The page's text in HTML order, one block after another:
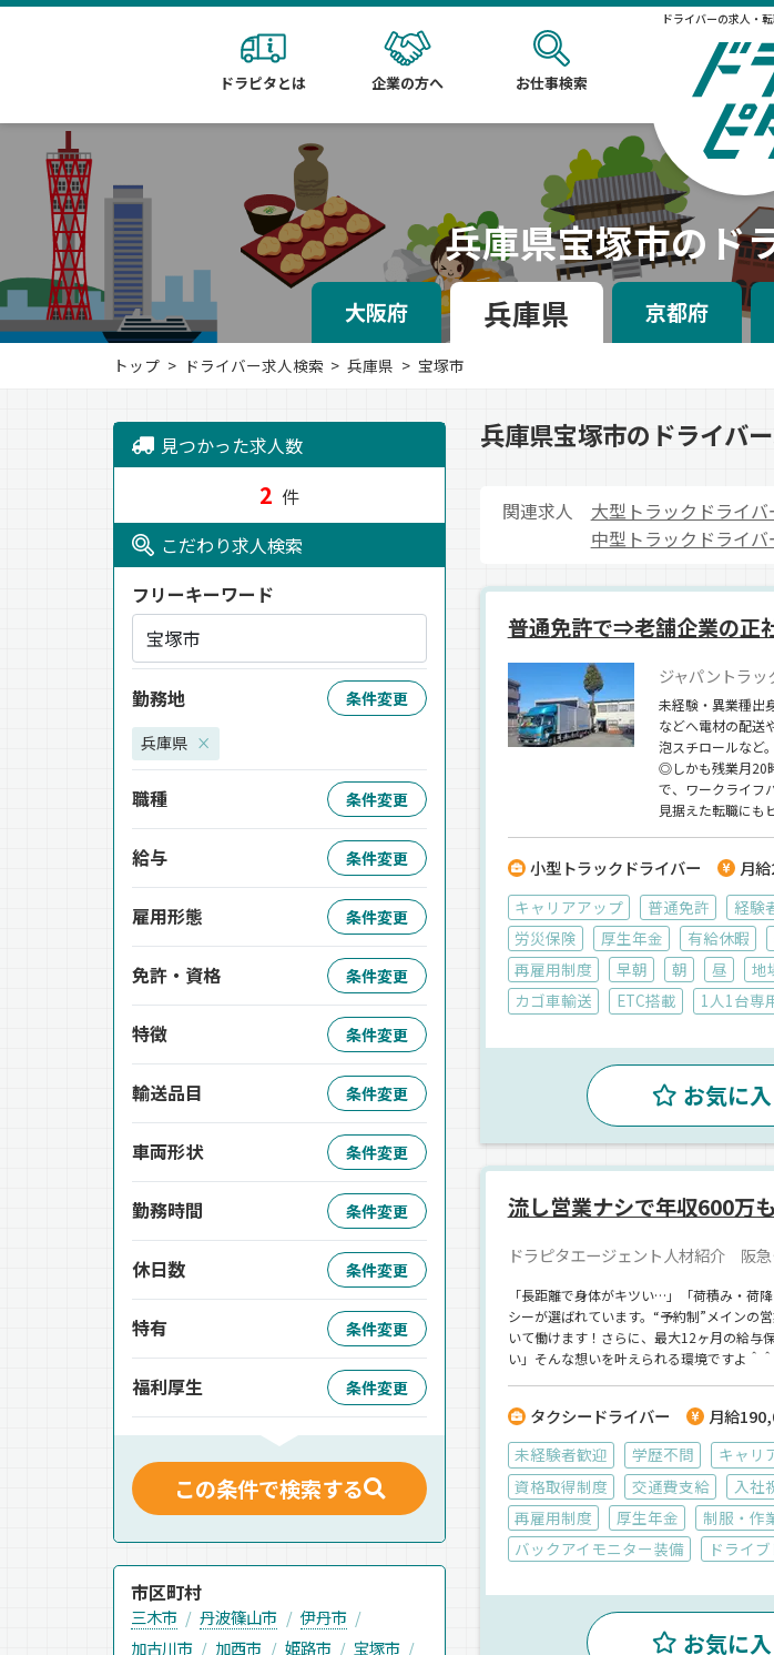
ドライバーの求人・
ドラピタとは 企業の方へ お仕事検索
兵庫県宝塚市のド
大阪府 兵庫県 京都府
トップ ドライバー求人検索 兵庫県 宝塚市
兵庫県宝塚市のドライバー
関連求人 大型トラックドライバ
中型トラックドライバ
普通免許で⇒老舗企業の正
ジャパントラッ
未経験・異業種出
などへ電材の配送
泡スチロールなど
◎しかも残業月20
で、ワークライフ
見据えた転職にも
小型トラックドライバー 月
キャリアアップ 普通免許 経験
労災保険
厚生年金 有給休暇
再雇用制度
早朝 朝 昼 地
カゴ車輸送
ETC搭載 1人1台専
お気に
流し営業ナシで年収600万
ドラピタエージェント人材紹介 阪
「長距離で身体がキツい…」「荷積み・荷
シーが選ばれています。“予約制”メインの
いて働けます！さらに、最大12ヶ月の給
い」そんな想いを叶えられる環境ですよ＾
タクシードライバー 月給
未経験者歓迎 学歴不問 キャリ
資格取得制度
交通費支給 入社
再雇用制度
厚生年金 制服・作
バックアイモニター装備
ドライ
お気に
見つかった求人数
2 件
こだわり求人検索
フリーキーワード
勤務地 条件変更
兵庫県 ×
職種 条件変更
給与 条件変更
雇用形態 条件変更
免許・資格 条件変更
特徴 条件変更
輸送品目 条件変更
車両形状 条件変更
勤務時間 条件変更
休日数 条件変更
特有 条件変更
福利厚生 条件変更
この条件で検索する
市区町村
三木市 丹波篠山市
伊丹市
加古川市
加西市 姫路市
宝塚市